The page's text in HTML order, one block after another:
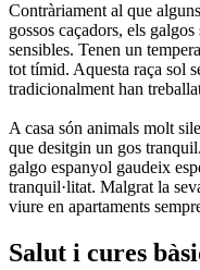
Contràriament al que
gossos caçadors, els
sensibles. Tenen un
tot tímid. Aquesta raça sol
tradicionalment han
A casa són animals molt
que desitgin un gos
galgo espanyol gaudeix
tranquil·litat. Malgrat la
viure en apartaments
Salut i cures